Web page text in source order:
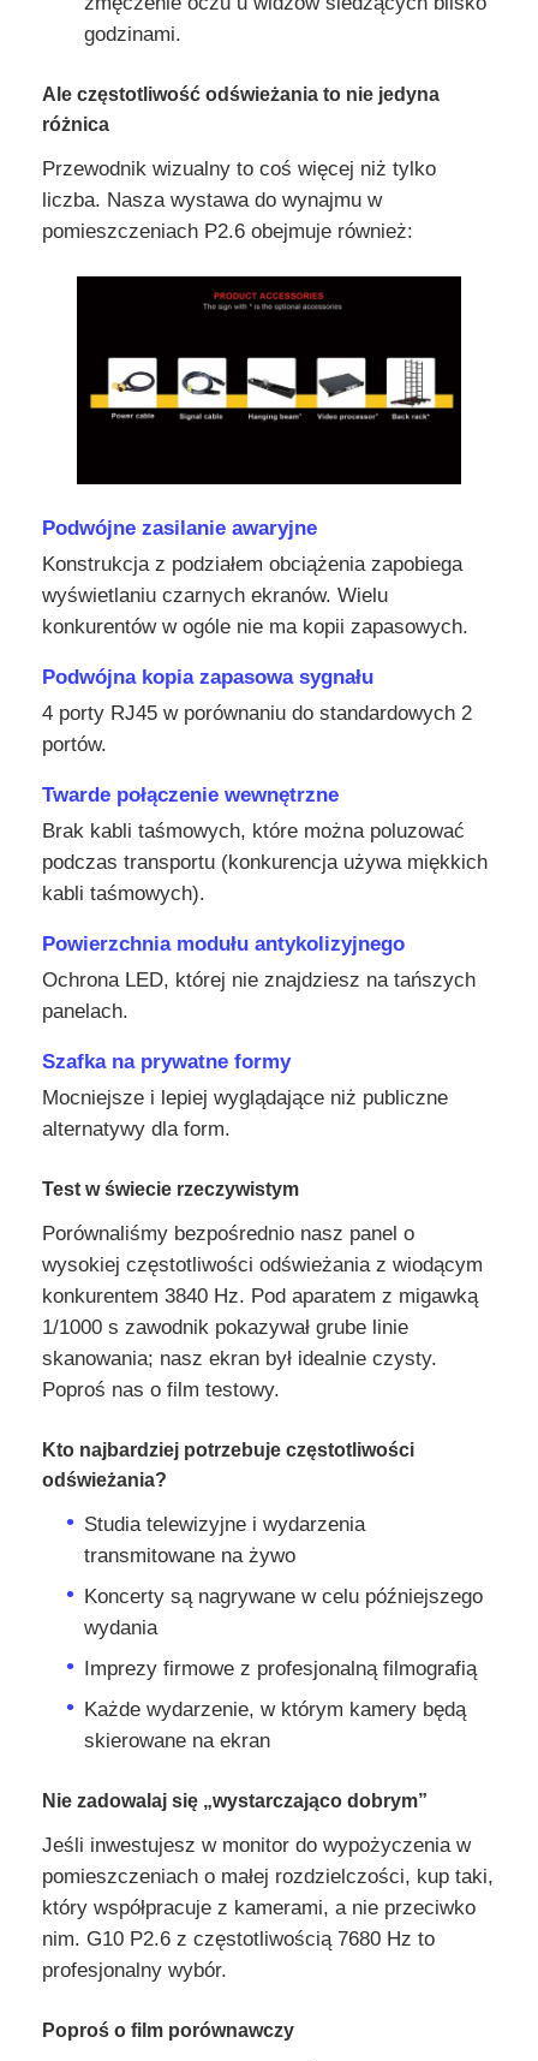
Płyty wyświetleniowe LED zewnętrzne
Zewnętrzny billboard ledowy
godzinami.
Ale częstotliwość odświeżania to nie jedyna
różnica
Przewodnik wizualny to coś więcej niż tylko
liczba. Nasza wystawa do wynajmu w
pomieszczeniach P2.6 obejmuje również:
Podwójne zasilanie awaryjne
Konstrukcja z podziałem obciążenia zapobiega
wyświetlaniu czarnych ekranów. Wielu
konkurentów w ogóle nie ma kopii zapasowych.
Podwójna kopia zapasowa sygnału
4 porty RJ45 w porównaniu do standardowych 2
portów.
Twarde połączenie wewnętrzne
Brak kabli taśmowych, które można poluzować
podczas transportu (konkurencja używa miękkich
kabli taśmowych).
Powierzchnia modułu antykolizyjnego
Ochrona LED, której nie znajdziesz na tańszych
panelach.
Szafka na prywatne formy
Mocniejsze i lepiej wyglądające niż publiczne
alternatywy dla form.
Test w świecie rzeczywistym
Porównaliśmy bezpośrednio nasz panel o
wysokiej częstotliwości odświeżania z wiodącym
konkurentem 3840 Hz. Pod aparatem z migawką
1/1000 s zawodnik pokazywał grube linie
skanowania; nasz ekran był idealnie czysty.
Poproś nas o film testowy.
Kto najbardziej potrzebuje częstotliwości
odświeżania?
Studia telewizyjne i wydarzenia
transmitowane na żywo
Koncerty są nagrywane w celu późniejszego
wydania
Imprezy firmowe z profesjonalną filmografią
Każde wydarzenie, w którym kamery będą
skierowane na ekran
Nie zadowalaj się „wystarczająco dobrym”
Jeśli inwestujesz w monitor do wypożyczenia w
pomieszczeniach o małej rozdzielczości, kup taki,
który współpracuje z kamerami, a nie przeciwko
nim. G10 P2.6 z częstotliwością 7680 Hz to
profesjonalny wybór.
Poproś o film porównawczy